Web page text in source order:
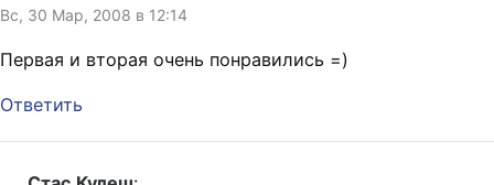
Вс, 30 Мар, 2008 в 12:14
Первая и вторая очень понравились =)
Ответить